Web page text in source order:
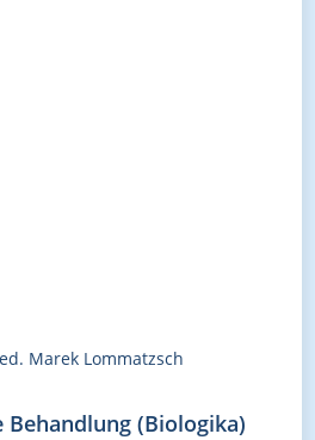
Marek Lommatzsch
(Biologika)